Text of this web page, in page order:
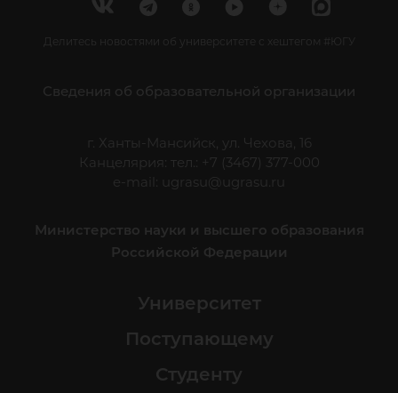
Делитесь новостями об университете с хештегом #ЮГУ
Сведения об образовательной организации
г. Ханты-Мансийск, ул. Чехова, 16
Канцелярия: тел.: +7 (3467) 377-000
e-mail:
ugrasu@ugrasu.ru
Министерство науки и высшего образования
Российской Федерации
Университет
Поступающему
Студенту